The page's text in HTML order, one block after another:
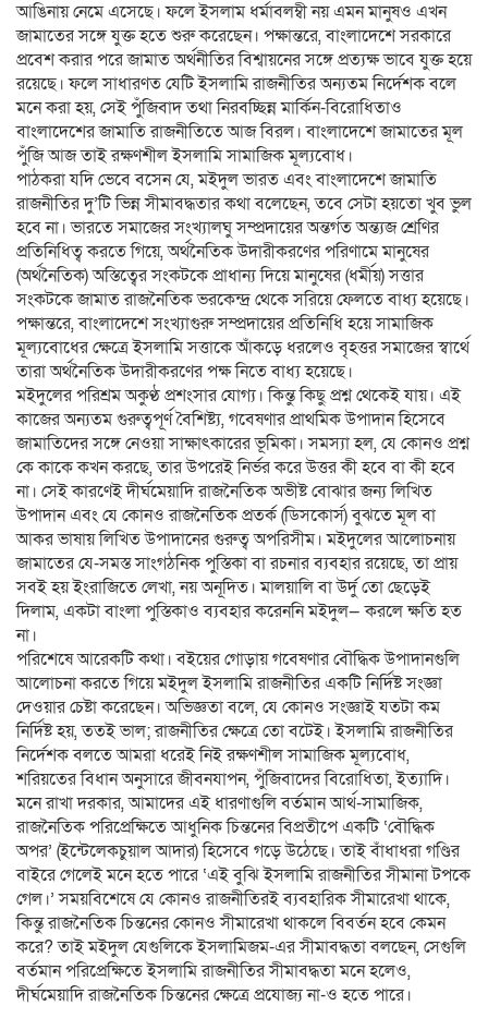
আঙিনায় নেমে এসেছে। ফলে ইসলাম ধর্মাবলম্বী নয় এমন মানুষও এখন
জামাতের সঙ্গে যুক্ত হতে শুরু করেছেন। পক্ষান্তরে, বাংলাদেশে সরকারে
প্রবেশ করার পরে জামাত অর্থনীতির বিশ্বায়নের সঙ্গে প্রত্যক্ষ ভাবে যুক্ত হয়ে
রয়েছে। ফলে সাধারণত যেটি ইসলামি রাজনীতির অন্যতম নির্দেশক বলে
মনে করা হয়, সেই পুঁজিবাদ তথা নিরবচ্ছিন্ন মার্কিন-বিরোধিতাও
বাংলাদেশের জামাতি রাজনীতিতে আজ বিরল। বাংলাদেশে জামাতের মূল
পুঁজি আজ তাই রক্ষণশীল ইসলামি সামাজিক মূল্যবোধ।
পাঠকরা যদি ভেবে বসেন যে, মইদুল ভারত এবং বাংলাদেশে জামাতি
রাজনীতির দু’টি ভিন্ন সীমাবদ্ধতার কথা বলেছেন, তবে সেটা হয়তো খুব ভুল
হবে না। ভারতে সমাজের সংখ্যালঘু সম্প্রদায়ের অন্তর্গত অন্ত্যজ শ্রেণির
প্রতিনিধিত্ব করতে গিয়ে, অর্থনৈতিক উদারীকরণের পরিণামে মানুষের
(অর্থনৈতিক) অস্তিত্বের সংকটকে প্রাধান্য দিয়ে মানুষের (ধর্মীয়) সত্তার
সংকটকে জামাত রাজনৈতিক ভরকেন্দ্র থেকে সরিয়ে ফেলতে বাধ্য হয়েছে।
পক্ষান্তরে, বাংলাদেশে সংখ্যাগুরু সম্প্রদায়ের প্রতিনিধি হয়ে সামাজিক
মূল্যবোধের ক্ষেত্রে ইসলামি সত্তাকে আঁকড়ে ধরলেও বৃহত্তর সমাজের স্বার্থে
তারা অর্থনৈতিক উদারীকরণের পক্ষ নিতে বাধ্য হয়েছে।
মইদুলের পরিশ্রম অকুণ্ঠ প্রশংসার যোগ্য। কিন্তু কিছু প্রশ্ন থেকেই যায়। এই
কাজের অন্যতম গুরুত্বপূর্ণ বৈশিষ্ট্য, গবেষণার প্রাথমিক উপাদান হিসেবে
জামাতিদের সঙ্গে নেওয়া সাক্ষাৎকারের ভূমিকা। সমস্যা হল, যে কোনও প্রশ্ন
কে কাকে কখন করছে, তার উপরেই নির্ভর করে উত্তর কী হবে বা কী হবে
না। সেই কারণেই দীর্ঘমেয়াদি রাজনৈতিক অভীষ্ট বোঝার জন্য লিখিত
উপাদান এবং যে কোনও রাজনৈতিক প্রতর্ক (ডিসকোর্স) বুঝতে মূল বা
আকর ভাষায় লিখিত উপাদানের গুরুত্ব অপরিসীম। মইদুলের আলোচনায়
জামাতের যে-সমস্ত সাংগঠনিক পুস্তিকা বা রচনার ব্যবহার রয়েছে, তা প্রায়
সবই হয় ইংরাজিতে লেখা, নয় অনূদিত। মালয়ালি বা উর্দু তো ছেড়েই
দিলাম, একটা বাংলা পুস্তিকাও ব্যবহার করেননি মইদুল— করলে ক্ষতি হত
না।
পরিশেষে আরেকটি কথা। বইয়ের গোড়ায় গবেষণার বৌদ্ধিক উপাদানগুলি
আলোচনা করতে গিয়ে মইদুল ইসলামি রাজনীতির একটি নির্দিষ্ট সংজ্ঞা
দেওয়ার চেষ্টা করেছেন। অভিজ্ঞতা বলে, যে কোনও সংজ্ঞাই যতটা কম
নির্দিষ্ট হয়, ততই ভাল; রাজনীতির ক্ষেত্রে তো বটেই। ইসলামি রাজনীতির
নির্দেশক বলতে আমরা ধরেই নিই রক্ষণশীল সামাজিক মূল্যবোধ,
শরিয়তের বিধান অনুসারে জীবনযাপন, পুঁজিবাদের বিরোধিতা, ইত্যাদি।
মনে রাখা দরকার, আমাদের এই ধারণাগুলি বর্তমান আর্থ-সামাজিক,
রাজনৈতিক পরিপ্রেক্ষিতে আধুনিক চিন্তনের বিপ্রতীপে একটি ‘বৌদ্ধিক
অপর’ (ইন্টেলেকচুয়াল আদার) হিসেবে গড়ে উঠেছে। তাই বাঁধাধরা গণ্ডির
বাইরে গেলেই মনে হতে পারে ‘এই বুঝি ইসলামি রাজনীতির সীমানা টপকে
গেল।’ সময়বিশেষে যে কোনও রাজনীতিরই ব্যবহারিক সীমারেখা থাকে,
কিন্তু রাজনৈতিক চিন্তনের কোনও সীমারেখা থাকলে বিবর্তন হবে কেমন
করে? তাই মইদুল যেগুলিকে ইসলামিজম-এর সীমাবদ্ধতা বলছেন, সেগুলি
বর্তমান পরিপ্রেক্ষিতে ইসলামি রাজনীতির সীমাবদ্ধতা মনে হলেও,
দীর্ঘমেয়াদি রাজনৈতিক চিন্তনের ক্ষেত্রে প্রযোজ্য না-ও হতে পারে।